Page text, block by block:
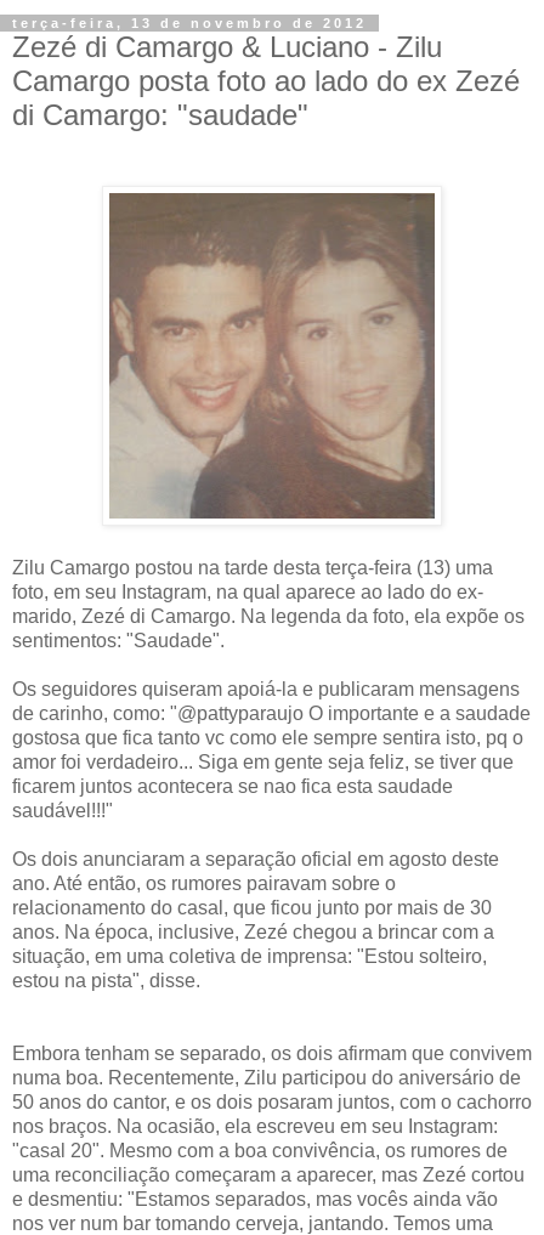
terça-feira, 13 de novembro de 2012
Zezé di Camargo & Luciano - Zilu
Camargo posta foto ao lado do ex Zezé
di Camargo: "saudade"
Zilu Camargo postou na tarde desta terça-feira (13) uma
foto, em seu Instagram, na qual aparece ao lado do ex-
marido, Zezé di Camargo. Na legenda da foto, ela expõe os
sentimentos: "Saudade".
Os seguidores quiseram apoiá-la e publicaram mensagens
de carinho, como: "@pattyparaujo O importante e a saudade
gostosa que fica tanto vc como ele sempre sentira isto, pq o
amor foi verdadeiro... Siga em gente seja feliz, se tiver que
ficarem juntos acontecera se nao fica esta saudade
saudável!!!"
Os dois anunciaram a separação oficial em agosto deste
ano. Até então, os rumores pairavam sobre o
relacionamento do casal, que ficou junto por mais de 30
anos. Na época, inclusive, Zezé chegou a brincar com a
situação, em uma coletiva de imprensa: "Estou solteiro,
estou na pista", disse.
Embora tenham se separado, os dois afirmam que convivem
numa boa. Recentemente, Zilu participou do aniversário de
50 anos do cantor, e os dois posaram juntos, com o cachorro
nos braços. Na ocasião, ela escreveu em seu Instagram:
"casal 20". Mesmo com a boa convivência, os rumores de
uma reconciliação começaram a aparecer, mas Zezé cortou
e desmentiu: "Estamos separados, mas vocês ainda vão
nos ver num bar tomando cerveja, jantando. Temos uma